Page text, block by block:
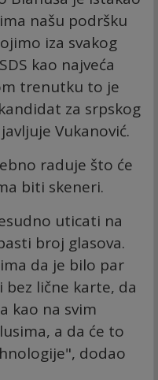
našu podršku
iza svakog
kao najveća
trenutku to je
za srpskog
Vukanović.
raduje što će
biti skeneri.
uticati na
broj glasova.
da je bilo par
lične karte, da
kao na svim
a da će to
dodao